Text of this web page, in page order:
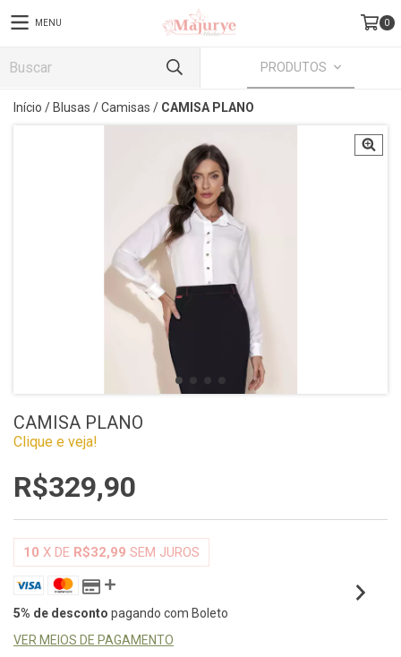
MENU 0
PRODUTOS
Início / Blusas /Camisas / CAMISA PLANO
CAMISA PLANO
Clique e veja!
R$329,90
10 X DE R$32,99 SEM JUROS
5% de desconto pagando com Boleto
VER MEIOS DE PAGAMENTO